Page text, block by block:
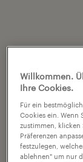
Willkommen.
Ihre Cookies.
Für ein
Cookies ein. Wenn
zustimmen, klicken
Präferenzen
festzulegen,
ablehnen" um nur